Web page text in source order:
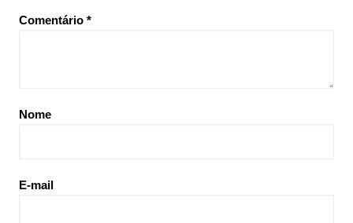
Comentário *
Nome
E-mail